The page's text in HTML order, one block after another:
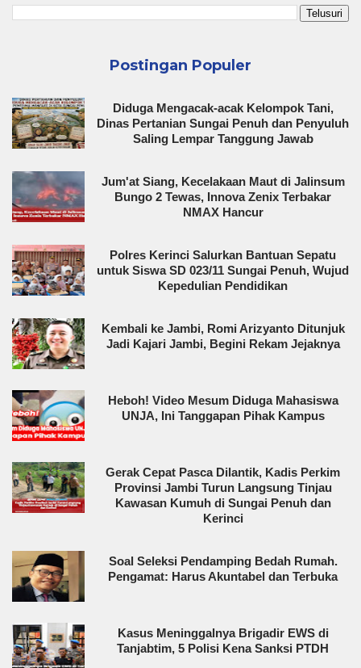
Postingan Populer
Diduga Mengacak-acak Kelompok Tani,
Dinas Pertanian Sungai Penuh dan Penyuluh
Saling Lempar Tanggung Jawab
Jum'at Siang, Kecelakaan Maut di Jalinsum
Bungo 2 Tewas, Innova Zenix Terbakar
NMAX Hancur
Polres Kerinci Salurkan Bantuan Sepatu
untuk Siswa SD 023/11 Sungai Penuh, Wujud
Kepedulian Pendidikan
Kembali ke Jambi, Romi Arizyanto Ditunjuk
Jadi Kajari Jambi, Begini Rekam Jejaknya
Heboh! Video Mesum Diduga Mahasiswa
UNJA, Ini Tanggapan Pihak Kampus
Gerak Cepat Pasca Dilantik, Kadis Perkim
Provinsi Jambi Turun Langsung Tinjau
Kawasan Kumuh di Sungai Penuh dan
Kerinci
Soal Seleksi Pendamping Bedah Rumah.
Pengamat: Harus Akuntabel dan Terbuka
Kasus Meninggalnya Brigadir EWS di
Tanjabtim, 5 Polisi Kena Sanksi PTDH